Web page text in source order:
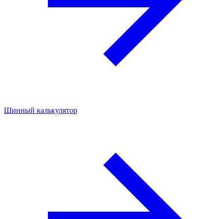
Шинный калькулятор